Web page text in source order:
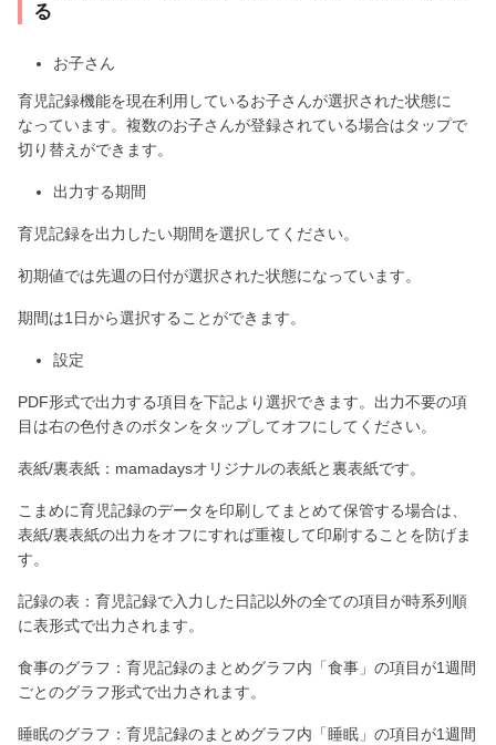
る
お子さん
育児記録機能を現在利用しているお子さんが選択された状態に
なっています。複数のお子さんが登録されている場合はタップで
切り替えができます。
出力する期間
育児記録を出力したい期間を選択してください。
初期値では先週の日付が選択された状態になっています。
期間は1日から選択することができます。
設定
PDF形式で出力する項目を下記より選択できます。出力不要の項
目は右の色付きのボタンをタップしてオフにしてください。
表紙/裏表紙：mamadaysオリジナルの表紙と裏表紙です。
こまめに育児記録のデータを印刷してまとめて保管する場合は、
表紙/裏表紙の出力をオフにすれば重複して印刷することを防げま
す。
記録の表：育児記録で入力した日記以外の全ての項目が時系列順
に表形式で出力されます。
食事のグラフ：育児記録のまとめグラフ内「食事」の項目が1週間
ごとのグラフ形式で出力されます。
睡眠のグラフ：育児記録のまとめグラフ内「睡眠」の項目が1週間